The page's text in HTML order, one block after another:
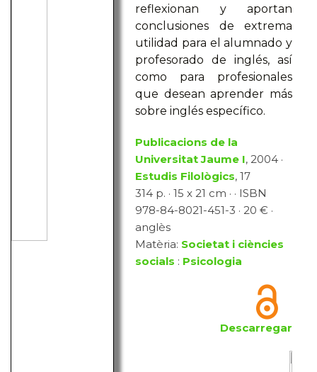
reflexionan y aportan
conclusiones de extrema
utilidad para el alumnado y
profesorado de inglés, así
como para profesionales
que desean aprender más
sobre inglés específico.
Publicacions de la
Universitat Jaume I, 2004 ·
Estudis Filològics, 17
314 p. · 15 x 21 cm · · ISBN
978-84-8021-451-3 · 20 € ·
anglès
Matèria: Societat i ciències
socials : Psicologia
Descarregar